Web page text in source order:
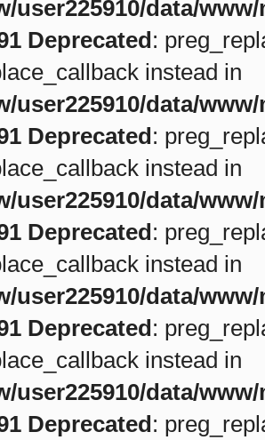
user225910/data/
Deprecated:
instead in
user225910/data/
Deprecated:
instead in
user225910/data/
Deprecated:
instead in
user225910/data/
Deprecated:
instead in
user225910/data/
Deprecated: